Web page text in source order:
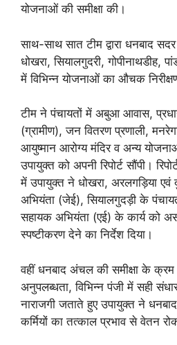
योजनाओं की समीक्षा की।
साथ-साथ सात टीम द्वारा धनबाद
धोखरा, सियालगुदरी, गोपीनाथडीह,
में विभिन्न योजनाओं का औचक
टीम ने पंचायतों में अबुआ आवास,
(ग्रामीण), जन वितरण प्रणाली,
आयुष्मान आरोग्य मंदिर व अन्य
उपायुक्त को अपनी रिपोर्ट सौंपी।
में उपायुक्त ने धोखरा, अरलगड़िया
अभियंता (जेई), सियालगुदड़ी के
सहायक अभियंता (एई) के कार्य को
स्पष्टीकरण देने का निर्देश दिया।
वहीं धनबाद अंचल की समीक्षा के क्रम
अनुपलब्धता, विभिन्न पंजी में सही
नाराजगी जताते हुए उपायुक्त ने
कर्मियों का तत्काल प्रभाव से वेतन